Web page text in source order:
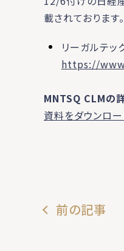
載されております
リーガルテ
https://
MNTSQ CLMの
資料をダウンロー
前の記事